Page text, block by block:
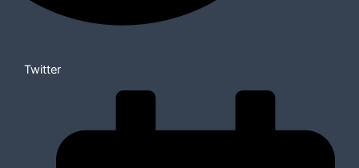
Twitter